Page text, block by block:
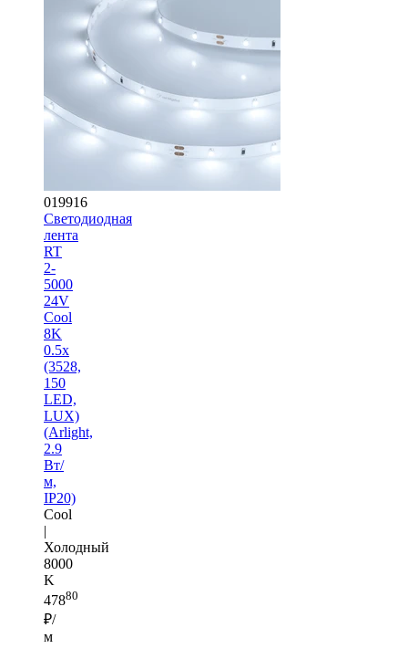
019916
Светодиодная
лента
RT
2-
5000
24V
Cool
8K
0.5x
(3528,
150
LED,
LUX)
(Arlight,
2.9
Вт/
м,
IP20)
Cool
|
Холодный
8000
K
47880
₽/
м